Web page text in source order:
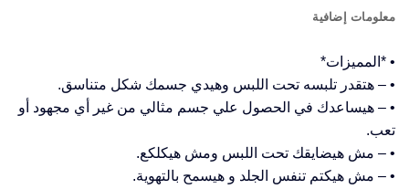
معلومات إضافية
• *المميزات*
• – هتقدر تلبسه تحت اللبس وهيدي جسمك شكل متناسق.
• – هيساعدك في الحصول علي جسم مثالي من غير أي مجهود أو
تعب.
• – مش هيضايقك تحت اللبس ومش هيكلكع.
• – مش هيكتم تنفس الجلد و هيسمح بالتهوية.